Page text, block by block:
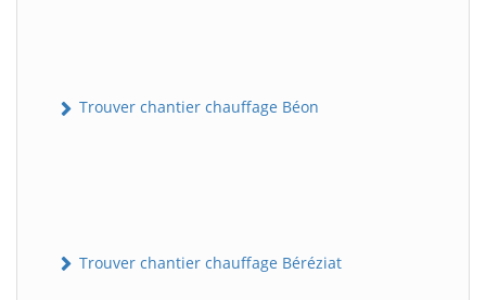
Trouver chantier chauffage Béon
Trouver chantier chauffage Béréziat